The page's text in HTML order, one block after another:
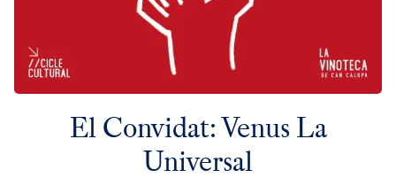
El Convidat: Venus La
Universal